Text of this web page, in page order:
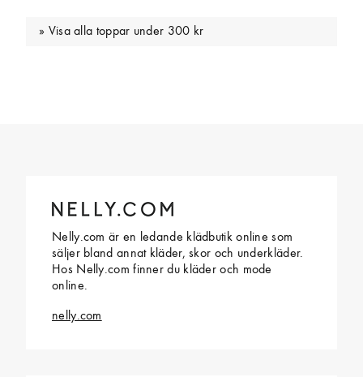
Visa alla toppar under 300 kr
Nelly.com är en ledande klädbutik online som
säljer bland annat kläder, skor och underkläder.
Hos Nelly.com finner du kläder och mode
online.
nelly.com